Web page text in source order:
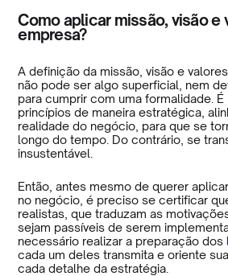
Como aplicar missão, visão e
empresa?
A definição da missão, visão e
não pode ser algo superficial, nem
para cumprir com uma formalidade.
princípios de maneira estratégica,
realidade do negócio, para que se
longo do tempo. Do contrário, se
insustentável.
Então, antes mesmo de querer
no negócio, é preciso se certificar
realistas, que traduzam as
sejam passíveis de serem
necessário realizar a preparação dos
cada um deles transmita e oriente
cada detalhe da estratégia.